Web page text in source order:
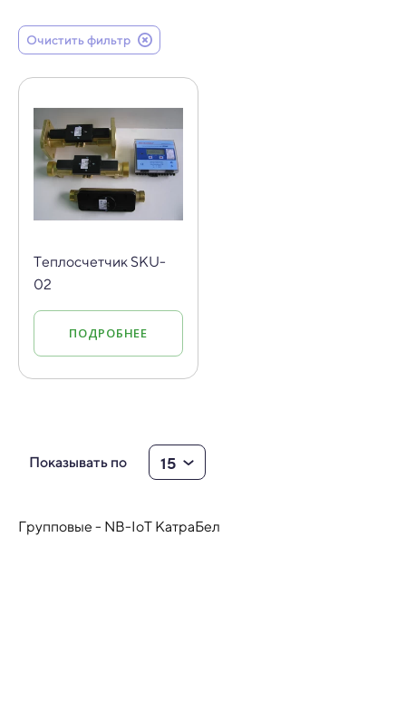
Очистить фильтр
Теплосчетчик SKU-
02
ПОДРОБНЕЕ
Показывать по 15
Групповые - NB-IoT КатраБел